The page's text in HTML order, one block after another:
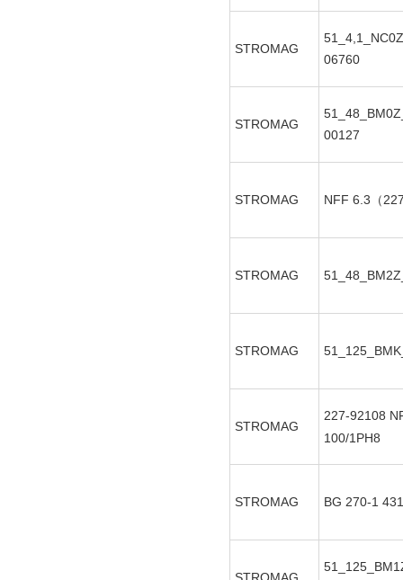
STROMAG
06760
STROMAG
00127
STROMAG NFF 6.3（
STROMAG
STROMAG
STROMAG
227-92108
100/1PH8
STROMAG BG 270-1